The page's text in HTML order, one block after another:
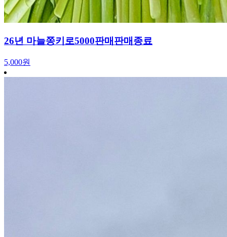
26년 마늘쫑키로5000판매판매종료
5,000원